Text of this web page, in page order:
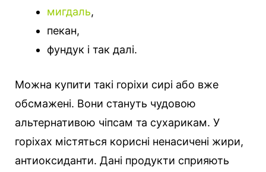
мигдаль,
пекан,
фундук і так далі.
Можна купити такі горіхи сирі або вже
обсмажені. Вони стануть чудовою
альтернативою чіпсам та сухарикам. У
горіхах містяться корисні ненасичені жири,
антиоксиданти. Дані продукти сприяють